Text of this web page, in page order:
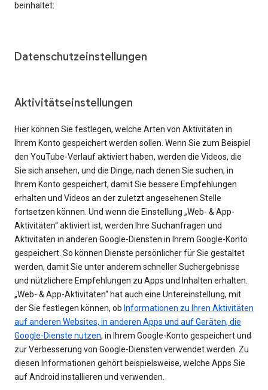
beinhaltet:
Datenschutzeinstellungen
Aktivitätseinstellungen
Hier können Sie festlegen, welche Arten von Aktivitäten in
Ihrem Konto gespeichert werden sollen. Wenn Sie zum Beispiel
den YouTube-Verlauf aktiviert haben, werden die Videos, die
Sie sich ansehen, und die Dinge, nach denen Sie suchen, in
Ihrem Konto gespeichert, damit Sie bessere Empfehlungen
erhalten und Videos an der zuletzt angesehenen Stelle
fortsetzen können. Und wenn die Einstellung „Web- & App-
Aktivitäten“ aktiviert ist, werden Ihre Suchanfragen und
Aktivitäten in anderen Google-Diensten in Ihrem Google-Konto
gespeichert. So können Dienste persönlicher für Sie gestaltet
werden, damit Sie unter anderem schneller Suchergebnisse
und nützlichere Empfehlungen zu Apps und Inhalten erhalten.
„Web- & App-Aktivitäten“ hat auch eine Untereinstellung, mit
der Sie festlegen können, ob Informationen zu Ihren Aktivitäten
auf anderen Websites, in anderen Apps und auf Geräten, die
Google-Dienste nutzen, in Ihrem Google-Konto gespeichert und
zur Verbesserung von Google-Diensten verwendet werden. Zu
diesen Informationen gehört beispielsweise, welche Apps Sie
auf Android installieren und verwenden.